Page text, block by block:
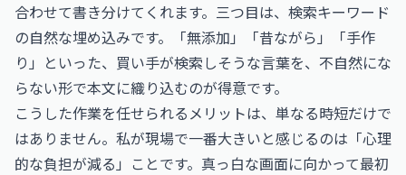
合わせて書き分けてくれます。三つ目は、検索キーワード
の自然な埋め込みです。「無添加」「昔ながら」「手作
り」といった、買い手が検索しそうな言葉を、不自然にな
らない形で本文に織り込むのが得意です。
こうした作業を任せられるメリットは、単なる時短だけで
はありません。私が現場で一番大きいと感じるのは「心理
的な負担が減る」ことです。真っ白な画面に向かって最初